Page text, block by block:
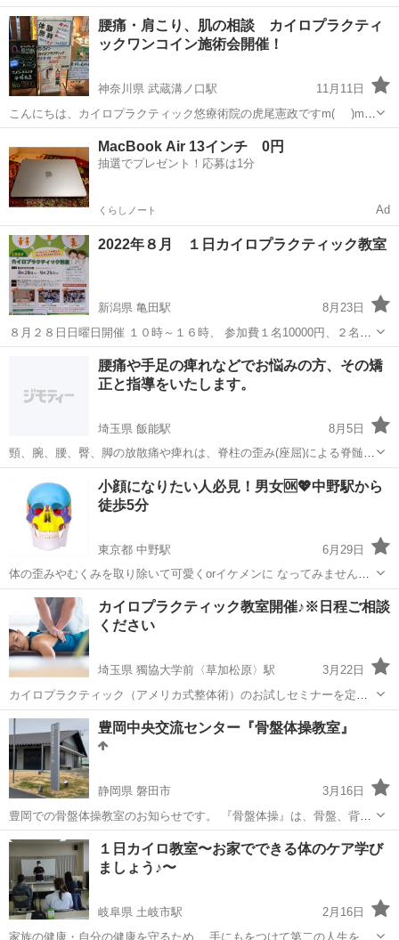
わりました 『とても良かった』 『次回も是非やってほしい』など 大
好評のお声を沢山頂けて嬉しいです😊 ⬇️参加された方のお悩み⬇...
埼玉 川口市 川口駅 カイロ 姿勢矯正
腰痛・肩こり、肌の相談 カイロプラクティ
ックワンコイン施術会開催！
神奈川県 武蔵溝ノ口駅
11月11日
こんにちは、カイロプラクティック悠療術院の虎尾憲政ですm(_ _)m
10/1(土)川崎市高津区新作1-19-1 川崎市民プラザにて、ワンコイン施術
会致します(^ ^) 時間は10:00～17:00頃迄行います。...
カイロ
カイロプラクティック
MacBook Air 13インチ 0円
抽選でプレゼント！応募は1分
くらしノート Ad
2022年８月 １日カイロプラクティック教室
新潟県 亀田駅
8月23日
８月２８日日曜日開催 １０時～１６時、 参加費１名10000円、２名で
15000円 特典、カイロプラクティック施術１回無料(90分7700円相当)
開催場所 新潟市江南区船戸山5-7-2 亀田市民会館 家庭内療法としてカ
新潟市 亀田駅 カイロ カイロプラクティック
腰痛や手足の痺れなどでお悩みの方、その矯
正と指導をいたします。
埼玉県 飯能駅
8月5日
頸、腕、腰、臀、脚の放散痛や痺れは、脊柱の歪み(座屈)による脊髄神
経の圧迫が主原因であり、「継続負荷矯正法」で改善できます。 この
矯正法は、痛みや痺れの原因となっている脊柱の歪み(神経圧迫、牽引)
に対して、...
飯能駅 カイロ 腰痛
小顔になりたい人必見！男女🆗💖中野駅から
徒歩5分
東京都 中野駅
6月29日
体の歪みやむくみを取り除いて可愛くorイケメンに なってみません
か？ 大手某小顔サロンから独立。 トータル1000人以上の方々を小顔
にしてきました！ お顔が大きくなる原因から、お家で簡単にできる 小
顔のエクササイズまでた...
東京 中野区 中野駅 カイロ 小顔
カイロプラクティック教室開催♪※日程ご相談
ください
埼玉県 獨協大学前〈草加松原〉駅
3月22日
カイロプラクティック（アメリカ式整体術）のお試しセミナーを定期
的に開催しています。参加費は1,000円です。 ⭐︎年齢・性別・学歴問い
ません♪ ⭐︎子育て中の方もOK♪ ⭐︎介護中の方もご相談ください♪ ⭐︎手に
職を...
埼玉 草加市 獨協大学前〈草加松原〉駅 カイロ
カイロプラクティック
豊岡中央交流センター『骨盤体操教室』
静岡県 磐田市
3月16日
豊岡での骨盤体操教室のお知らせです。 『骨盤体操』は、骨盤、背
骨、首などの歪みをとる体操を行なっています。 骨盤から体の歪みを
とる体操で筋肉をリセットしましょう✨ 産前産後の方。子連れ歓迎。
骨盤ダイエットにご興味ある方。...
静岡 磐田市 カイロ 骨盤
１日カイロ教室〜お家でできる体のケア学び
ましょう♪〜
岐阜県 土岐市駅
2月16日
家族の健康・自分の健康を守るため、 手にもをつけて第二の人生を歩